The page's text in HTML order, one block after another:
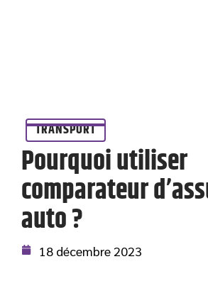
TRANSPORT
Pourquoi utiliser
comparateur
auto ?
18 décembre 2023